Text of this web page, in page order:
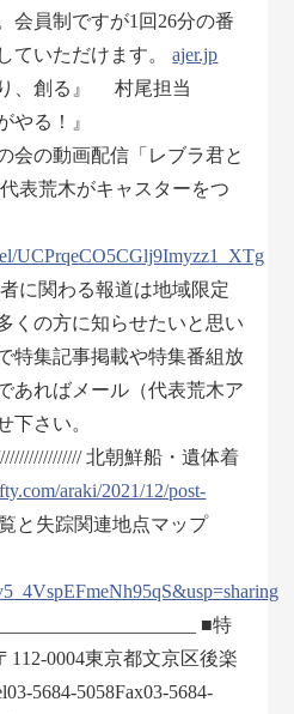
会員制ですが1回26分の番
ていただけます。ajer.jp
、創る』 村尾担当
やる！』
会の動画配信「レブラ君と
表荒木がキャスターをつ
UCPrqeCO5CGlj9Imyzz1_XTg
関わる報道は地域限定
くの方に知らせたいと思い
特集記事掲載や特集番組放
あればメール（代表荒木ア
下さい。
北朝鮮船・遺体着
araki/2021/12/post-
と失踪関連地点マップ
■特
0004東京都文京区後楽
5684-5058Fax03-5684-